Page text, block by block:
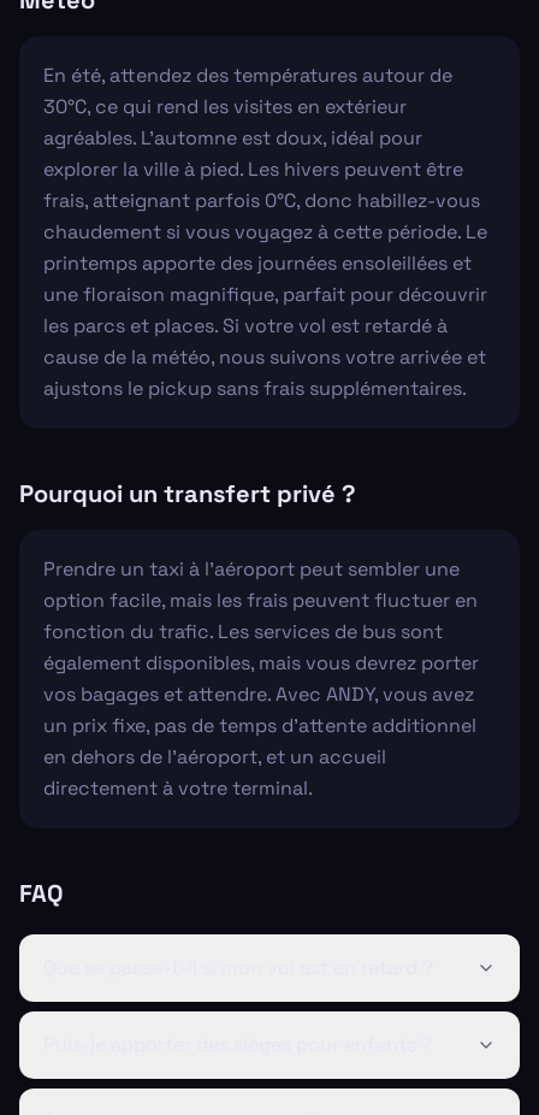
En été, attendez des températures autour de
30°C, ce qui rend les visites en extérieur
agréables. L'automne est doux, idéal pour
explorer la ville à pied. Les hivers peuvent être
frais, atteignant parfois 0°C, donc habillez-vous
chaudement si vous voyagez à cette période. Le
printemps apporte des journées ensoleillées et
une floraison magnifique, parfait pour découvrir
les parcs et places. Si votre vol est retardé à
cause de la météo, nous suivons votre arrivée et
ajustons le pickup sans frais supplémentaires.
Pourquoi un transfert privé ?
Prendre un taxi à l'aéroport peut sembler une
option facile, mais les frais peuvent fluctuer en
fonction du trafic. Les services de bus sont
également disponibles, mais vous devrez porter
vos bagages et attendre. Avec ANDY, vous avez
un prix fixe, pas de temps d'attente additionnel
en dehors de l'aéroport, et un accueil
directement à votre terminal.
FAQ